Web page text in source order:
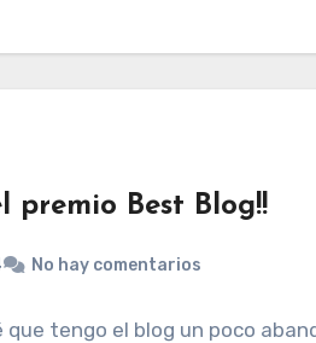
premio Best Blog!!
No hay comentarios
que tengo el blog un poco